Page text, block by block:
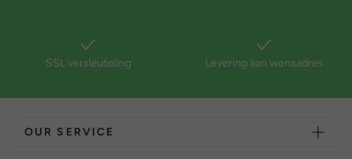
SSL versleuteling Levering aan wensadres
OUR SERVICE